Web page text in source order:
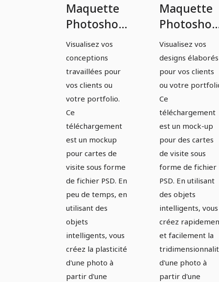
Maquette
Photoshop
pour cartes
de visite -
Variante 5
Visualisez vos
conceptions
travaillées pour
vos clients ou
votre portfolio.
Ce
téléchargement
est un mockup
pour cartes de
visite sous forme
de fichier PSD. En
peu de temps, en
utilisant des
objets
intelligents, vous
créez la plasticité
d'une photo à
partir d'une
Maquette
Photoshop
pour
de visite -
Variation 6
Visualisez vos
designs élaborés
pour vos clients
ou votre
Ce
téléchargement
est un mock-up
pour des cartes
de visite sous
forme de fichier
PSD. En utilisant
des objets
intelligents, vous
créez
et facilement la
d'une photo à
partir d'une